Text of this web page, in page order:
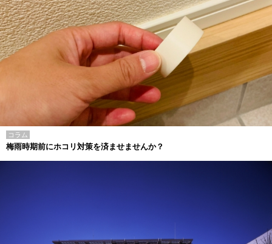
コラム
梅雨時期前にホコリ対策を済ませませんか？